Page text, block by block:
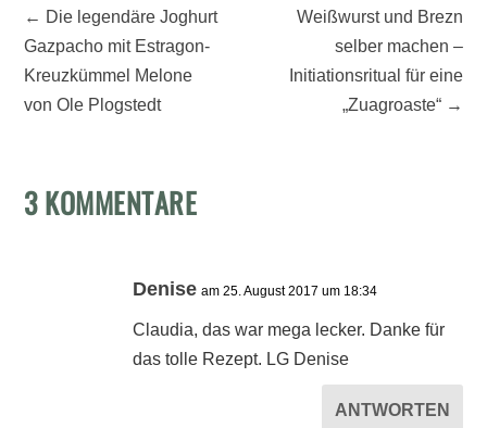
← Die legendäre Joghurt
Gazpacho mit Estragon-
Kreuzkümmel Melone
von Ole Plogstedt
Weißwurst und Brezn
selber machen –
Initiationsritual für eine
„Zuagroaste“→
3 KOMMENTARE
Denise am 25. August 2017 um 18:34
Claudia, das war mega lecker. Danke für
das tolle Rezept. LG Denise
ANTWORTEN